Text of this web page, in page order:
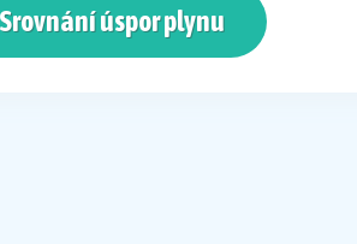
Srovnání úspor plynu